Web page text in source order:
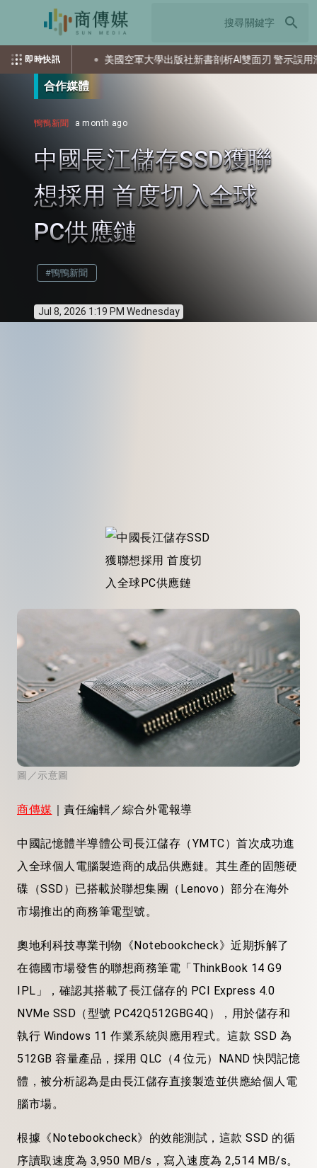
search
即時快訊
整備 美國空軍大學出版社新書剖析AI雙面刃 警示誤用潛在風險
合作媒體
鴨鴨新聞 a month ago
中國長江儲存SSD獲聯
想採用 首度切入全球
PC供應鏈
#鴨鴨新聞
Jul 8, 2026 1:19 PM Wednesday
圖／示意圖
商傳媒 ｜責任編輯／綜合外電報導
中國記憶體半導體公司長江儲存（YMTC）首次成功進
入全球個人電腦製造商的成品供應鏈。其生產的固態硬
碟（SSD）已搭載於聯想集團（Lenovo）部分在海外
市場推出的商務筆電型號。
奧地利科技專業刊物《Notebookcheck》近期拆解了
在德國市場發售的聯想商務筆電「ThinkBook 14 G9
IPL」，確認其搭載了長江儲存的 PCI Express 4.0
NVMe SSD（型號 PC42Q512GBG4Q），用於儲存和
執行 Windows 11 作業系統與應用程式。這款 SSD 為
512GB 容量產品，採用 QLC（4 位元）NAND 快閃記憶
體，被分析認為是由長江儲存直接製造並供應給個人電
腦市場。
根據《Notebookcheck》的效能測試，這款 SSD 的循
序讀取速度為 3,950 MB/s，寫入速度為 2,514 MB/s。